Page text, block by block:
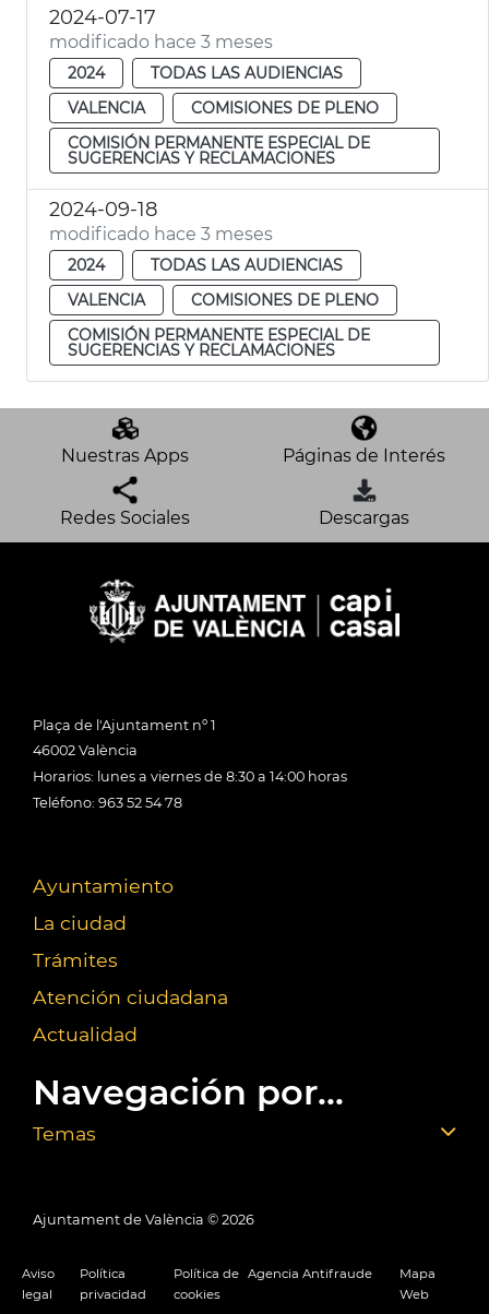
2024-07-17
modificado hace 3 meses
2024
TODAS LAS AUDIENCIAS
VALENCIA
COMISIONES DE PLENO
COMISIÓN PERMANENTE ESPECIAL DE
SUGERENCIAS Y RECLAMACIONES
2024-09-18
modificado hace 3 meses
2024
TODAS LAS AUDIENCIAS
VALENCIA
COMISIONES DE PLENO
COMISIÓN PERMANENTE ESPECIAL DE
SUGERENCIAS Y RECLAMACIONES
Nuestras Apps Páginas de Interés
Redes Sociales Descargas
Plaça de l'Ajuntament nº 1
46002 València
Horarios: lunes a viernes de 8:30 a 14:00 horas
Teléfono: 963 52 54 78
Ayuntamiento
La ciudad
Trámites
Atención ciudadana
Actualidad
Navegación por...
Temas
Ajuntament de València © 2026
Aviso
legal
Política
privacidad
Política de
cookies
Agencia Antifraude
Mapa
Web